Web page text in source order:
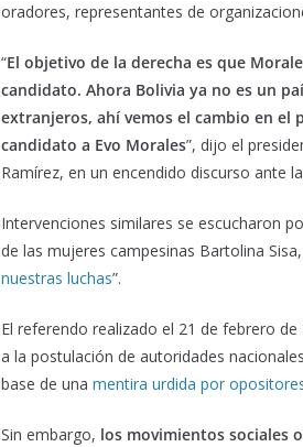
oradores, representantes de
“El objetivo de la derecha es que
candidato. Ahora Bolivia ya no es un
extranjeros, ahí vemos el cambio en el
candidato a Evo Morales”, dijo el
Ramírez, en un encendido discurso ante
Intervenciones similares se escucharon
de las mujeres campesinas Bartolina
nuestras luchas”.
El referendo realizado el 21 de febrero
a la postulación de autoridades
base de una mentira urdida por
Sin embargo, los movimientos sociales